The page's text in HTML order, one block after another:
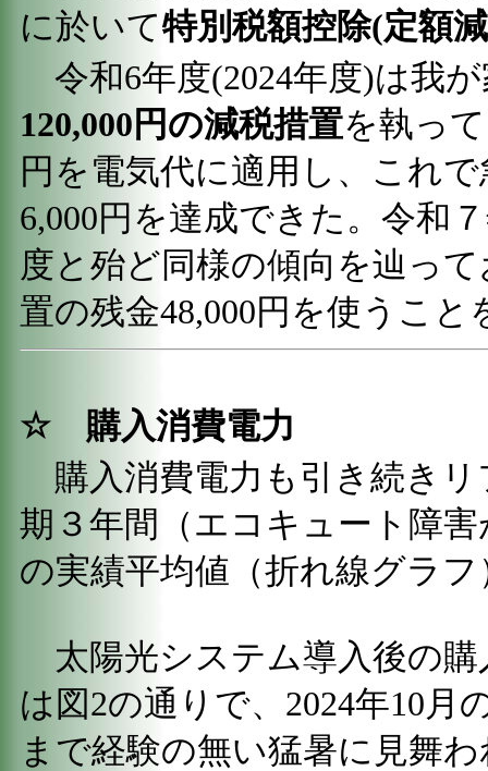
に於いて特別税額控除(定額
令和6年度(2024年度)は我
120,000円の減税措置を執っ
円を電気代に適用し、これ
6,000円を達成できた。令和
度と殆ど同様の傾向を辿っ
置の残金48,000円を使うこと
☆
購入消費電力
購入消費電力も引き続き
期３年間（エコキュート障
の実績平均値（折れ線グラ
太陽光システム導入後の購
は図2の通りで、2024年10月
まで経験の無い猛暑に見舞